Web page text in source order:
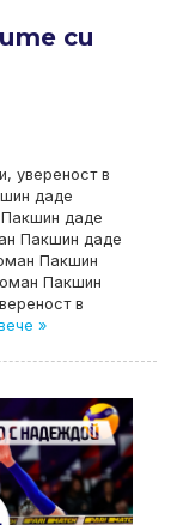
си
увереност в
даде
даде
Пакшин даде
Пакшин
Пакшин
в
»